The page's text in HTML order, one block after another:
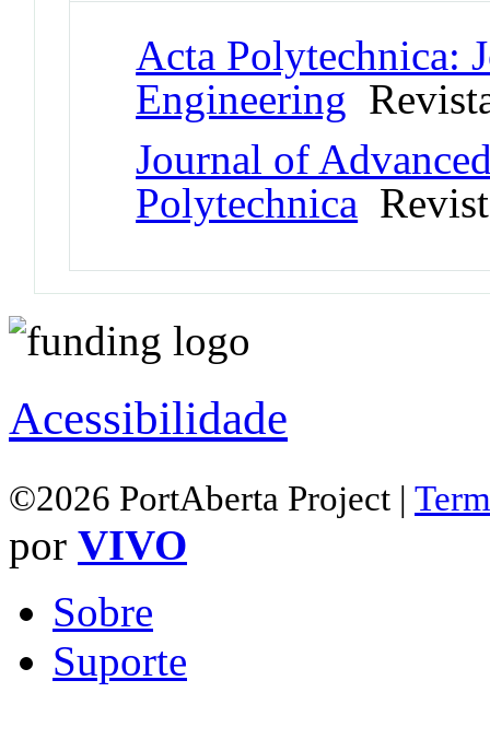
Acta Polytechnica:
Engineering
Journal of
Polytechnica
Acessibilidade
©2026 PortAberta Project |
por VIVO
Sobre
Suporte